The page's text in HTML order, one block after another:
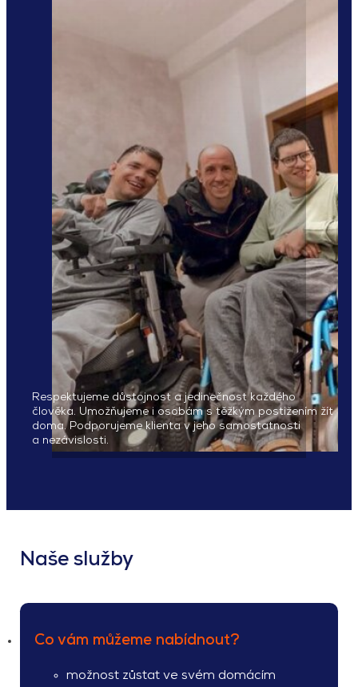
Respektujeme důstojnost a jedinečnost každého
člověka. Umožňujeme i osobám s těžkým postižením žít
doma. Podporujeme klienta v jeho samostatnosti
a nezávislosti.
Naše služby
Co vám můžeme nabídnout?
možnost zůstat ve svém domácím